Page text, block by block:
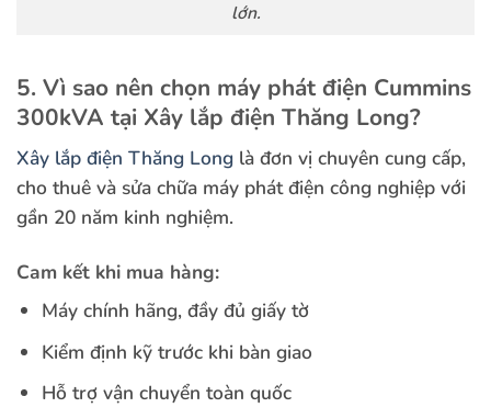
lớn.
5. Vì sao nên chọn máy phát điện Cummins
300kVA tại Xây lắp điện Thăng Long?
Xây lắp điện Thăng Long là đơn vị chuyên cung cấp,
cho thuê và sửa chữa máy phát điện công nghiệp với
gần 20 năm kinh nghiệm.
Cam kết khi mua hàng:
Máy chính hãng, đầy đủ giấy tờ
Kiểm định kỹ trước khi bàn giao
Hỗ trợ vận chuyển toàn quốc